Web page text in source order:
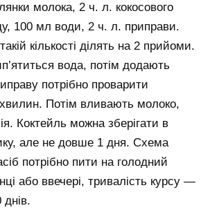
молока, 2 ч. л. кокосового
100 мл води, 2 ч. л. приправи.
кількості ділять на 2 прийоми.
вода, потім додають
потрібно проварити
Потім вливають молоко,
Коктейль можна зберігати в
але не довше 1 дня. Схема
потрібно пити на голодний
або ввечері, тривалість курсу —
днів.